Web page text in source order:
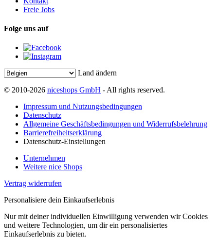
Freie Jobs
Folge uns auf
Land ändern
© 2010-2026 niceshops GmbH - All rights reserved.
Impressum und Nutzungsbedingungen
Datenschutz
Allgemeine Geschäftsbedingungen und Widerrufsbelehrung
Barrierefreiheitserklärung
Datenschutz-Einstellungen
Unternehmen
Weitere nice Shops
Vertrag widerrufen
Personalisiere dein Einkaufserlebnis
Nur mit deiner individuellen Einwilligung verwenden wir Cookies
und weitere Technologien, um dir ein personalisiertes
Einkaufserlebnis zu bieten.